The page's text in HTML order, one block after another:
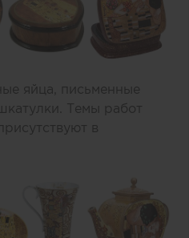
яйца, письменные
Темы работ
в